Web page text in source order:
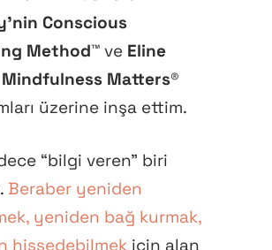
Conscious
Method™ ve Eline
Mindfulness Matters®
üzerine inşa ettim.
“bilgi veren” biri
Beraber yeniden
yeniden bağ kurmak,
hissedebilmek için alan